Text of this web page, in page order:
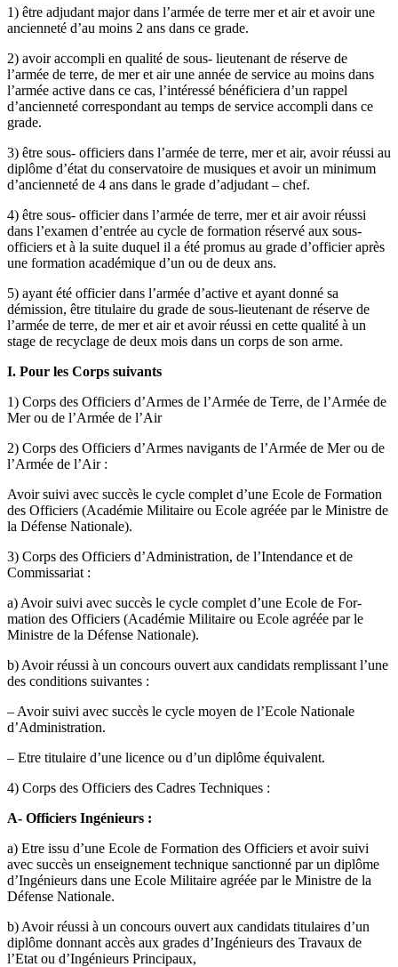
1) être adjudant major dans l’armée de terre mer et air et avoir une
ancienneté d’au moins 2 ans dans ce grade.
2) avoir accompli en qualité de sous- lieutenant de réserve de
l’armée de terre, de mer et air une année de service au moins dans
l’armée active dans ce cas, l’intéressé bénéficiera d’un rappel
d’ancienneté correspondant au temps de service accompli dans ce
grade.
3) être sous- officiers dans l’armée de terre, mer et air, avoir réussi au
diplôme d’état du conservatoire de musiques et avoir un minimum
d’ancienneté de 4 ans dans le grade d’adjudant – chef.
4) être sous- officier dans l’armée de terre, mer et air avoir réussi
dans l’examen d’entrée au cycle de formation réservé aux sous-
officiers et à la suite duquel il a été promus au grade d’officier après
une formation académique d’un ou de deux ans.
5) ayant été officier dans l’armée d’active et ayant donné sa
démission, être titulaire du grade de sous-lieutenant de réserve de
l’armée de terre, de mer et air et avoir réussi en cette qualité à un
stage de recyclage de deux mois dans un corps de son arme.
I. Pour les Corps suivants
1) Corps des Officiers d’Armes de l’Armée de Terre, de l’Armée de
Mer ou de l’Armée de l’Air
2) Corps des Officiers d’Armes navigants de l’Armée de Mer ou de
l’Armée de l’Air :
Avoir suivi avec succès le cycle complet d’une Ecole de Forma­tion
des Officiers (Académie Militaire ou Ecole agréée par le Minis­tre de
la Défense Nationale).
3) Corps des Officiers d’Administration, de l’Intendance et de
Commissariat :
a) Avoir suivi avec succès le cycle complet d’une Ecole de For­
mation des Officiers (Académie Militaire ou Ecole agréée par le
Ministre de la Défense Nationale).
b) Avoir réussi à un concours ouvert aux candidats remplissant l’une
des conditions suivantes :
– Avoir suivi avec succès le cycle moyen de l’Ecole Nationale
d’Administration.
– Etre titulaire d’une licence ou d’un diplôme équivalent.
4) Corps des Officiers des Cadres Techniques :
A- Officiers Ingénieurs :
a) Etre issu d’une Ecole de Formation des Officiers et avoir suivi
avec succès un enseignement technique sanctionné par un di­plôme
d’Ingénieurs dans une Ecole Militaire agréée par le Ministre de la
Défense Nationale.
b) Avoir réussi à un concours ouvert aux candidats titulaires d’un
diplôme donnant accès aux grades d’Ingénieurs des Travaux de
l’Etat ou d’Ingénieurs Principaux,